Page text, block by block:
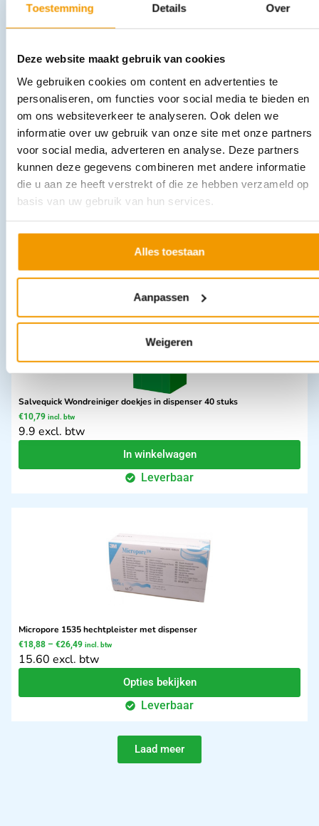
Toestemming Details Over
Deze website maakt gebruik van cookies
We gebruiken cookies om content en advertenties te
personaliseren, om functies voor social media te bieden en
om ons websiteverkeer te analyseren. Ook delen we
informatie over uw gebruik van onze site met onze partners
voor social media, adverteren en analyse. Deze partners
kunnen deze gegevens combineren met andere informatie
die u aan ze heeft verstrekt of die ze hebben verzameld op
basis van uw gebruik van hun services.
Alles toestaan
Aanpassen
Weigeren
Merocel Neustampons in diverse afmetingen
€8,18 – €9,54 incl. btw
7.5 excl. btw
Leverbaar
Salvequick Wondreiniger doekjes in dispenser 40 stuks
€10,79 incl. btw
9.9 excl. btw
In winkelwagen
Leverbaar
Micropore 1535 hechtpleister met dispenser
€18,88 – €26,49 incl. btw
15.60 excl. btw
Opties bekijken
Leverbaar
Laad meer